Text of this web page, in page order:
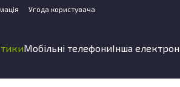
Угода користувача
Мобільні телефониІнша